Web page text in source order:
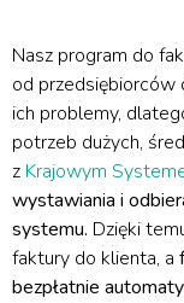
Nasz program do
od przedsiębiorców
ich problemy,
potrzeb dużych,
z Krajowym
wystawiania i
systemu. Dzięki
faktury do klienta, a
bezpłatnie